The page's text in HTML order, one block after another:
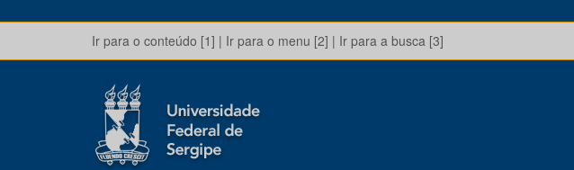
Ir para o conteúdo [1] | Ir para o menu [2] | Ir para a busca [3]